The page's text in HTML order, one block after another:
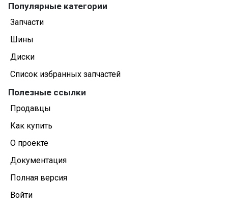
Популярные категории
Запчасти
Шины
Диски
Список избранных запчастей
Полезные ссылки
Продавцы
Как купить
О проекте
Документация
Полная версия
Войти